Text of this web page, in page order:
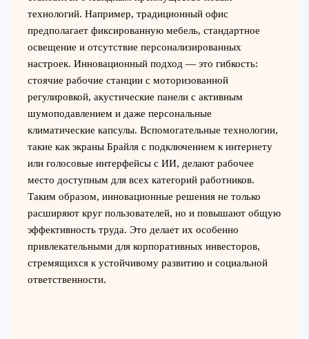
технологий. Например, традиционный офис
предполагает фиксированную мебель, стандартное
освещение и отсутствие персонализированных
настроек. Инновационный подход — это гибкость:
стоячие рабочие станции с моторизованной
регулировкой, акустические панели с активным
шумоподавлением и даже персональные
климатические капсулы. Вспомогательные технологии,
такие как экраны Брайля с подключением к интернету
или голосовые интерфейсы с ИИ, делают рабочее
место доступным для всех категорий работников.
Таким образом, инновационные решения не только
расширяют круг пользователей, но и повышают общую
эффективность труда. Это делает их особенно
привлекательными для корпоративных инвесторов,
стремящихся к устойчивому развитию и социальной
ответственности.